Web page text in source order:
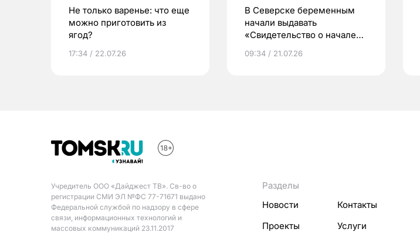
Не только варенье: что еще
можно приготовить из
ягод?
17:34 / 22.07.26
В Северске беременным
начали выдавать
«Свидетельство о начале
09:34 / 21.07.26
Учредитель ООО «Дайджест ТВ». Св-во о
регистрации СМИ ЭЛ №ФС 77-71671 выдано
Федеральной службой по надзору в сфере
связи, информационных технологий и
массовых коммуникаций 23.11.2017
Разделы
Новости
Контакты
Проекты
Услуги